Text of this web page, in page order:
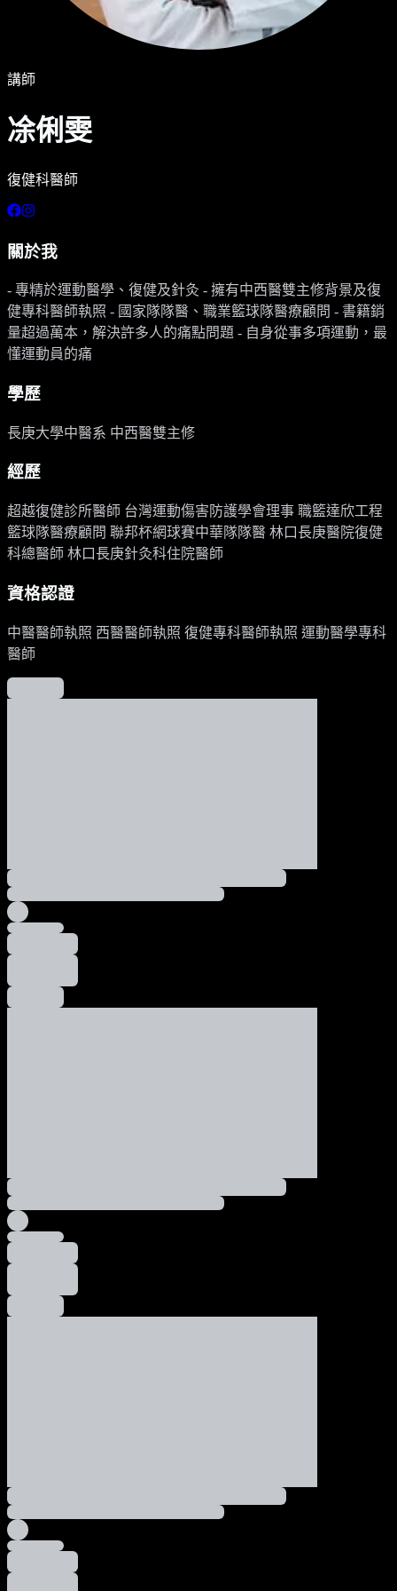
講師
凃俐雯
復健科醫師
關於我
- 專精於運動醫學、復健及針灸 - 擁有中西醫雙主修背景及復
健專科醫師執照 - 國家隊隊醫、職業籃球隊醫療顧問 - 書籍銷
量超過萬本，解決許多人的痛點問題 - 自身從事多項運動，最
懂運動員的痛
學歷
長庚大學中醫系 中西醫雙主修
經歷
超越復健診所醫師 台灣運動傷害防護學會理事 職籃達欣工程
籃球隊醫療顧問 聯邦杯網球賽中華隊隊醫 林口長庚醫院復健
科總醫師 林口長庚針灸科住院醫師
資格認證
中醫醫師執照 西醫醫師執照 復健專科醫師執照 運動醫學專科
醫師